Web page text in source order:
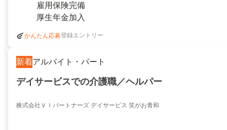
雇用保険完備
厚生年金加入
かんたん応募登録エントリー
新着アルバイト・パート
デイサービスでの介護職／ヘルパー
株式会社ＶＩパートナーズ デイサービス 笑がお青和